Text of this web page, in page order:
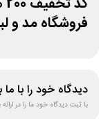
فروشگاه مد و
دیدگاه خود را با
با ثبت دیدگاه خود ما را در